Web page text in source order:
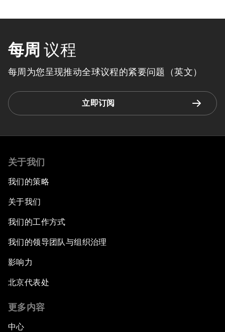
每周 议程
每周为您呈现推动全球议程的紧要问题（英文）
立即订阅
关于我们
我们的策略
关于我们
我们的工作方式
我们的领导团队与组织治理
影响力
北京代表处
更多内容
中心